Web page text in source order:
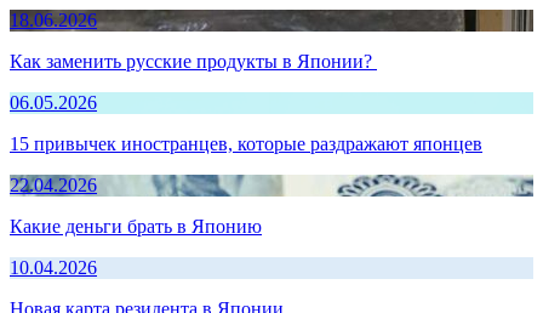
18.06.2026
Как заменить русские продукты в Японии?
06.05.2026
15 привычек иностранцев, которые раздражают японцев
22.04.2026
Какие деньги брать в Японию
10.04.2026
Новая карта резидента в Японии